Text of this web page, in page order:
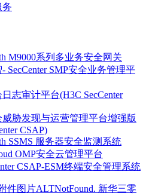
务
M9000系列多业务安全网关
SecCenter SMP安全业务管理平
志审计平台(H3C SecCenter
胁发现与运营管理平台增强版
CSAP)
SSMS 服务器安全监测系统
OMP安全云管理平台
CSAP-ESM终端安全管理系统
新华三零